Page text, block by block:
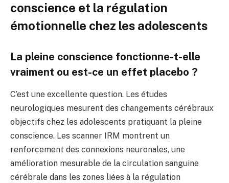
conscience et la régulation
émotionnelle chez les adolescents
La pleine conscience fonctionne-t-elle
vraiment ou est-ce un effet placebo ?
C’est une excellente question. Les études
neurologiques mesurent des changements cérébraux
objectifs chez les adolescents pratiquant la pleine
conscience. Les scanner IRM montrent un
renforcement des connexions neuronales, une
amélioration mesurable de la circulation sanguine
cérébrale dans les zones liées à la régulation